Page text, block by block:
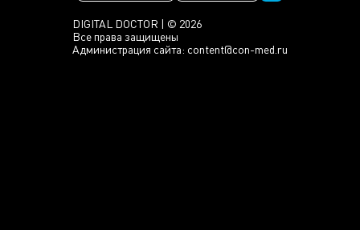
DIGITAL DOCTOR | © 2026
Все права защищены
Администрация сайта: content@con-med.ru